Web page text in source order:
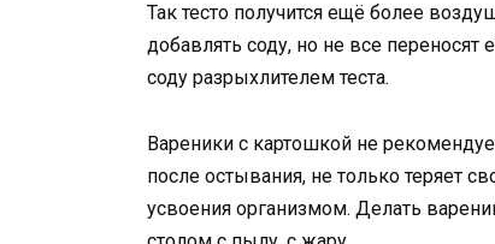
Так тесто получится ещё более
добавлять соду, но не все
соду разрыхлителем теста.
Вареники с картошкой не
после остывания, не только теряет
усвоения организмом. Делать